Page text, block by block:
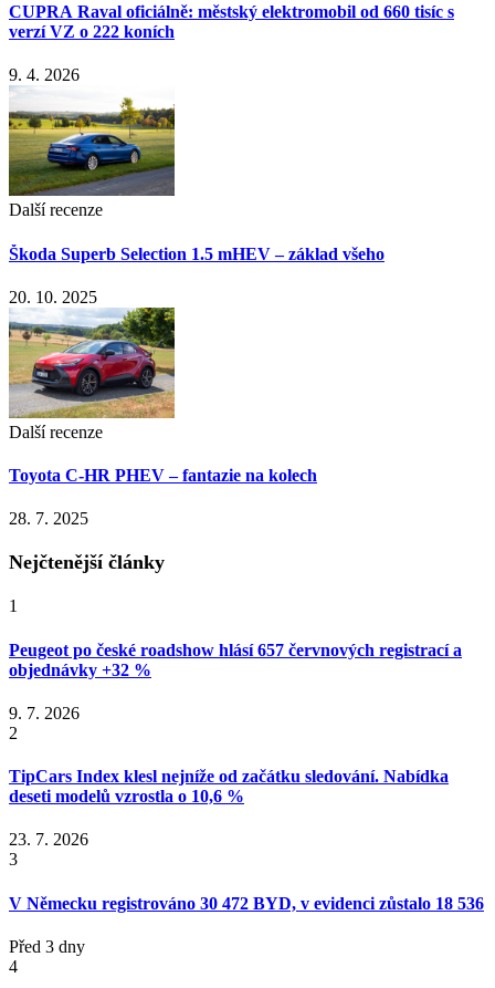
CUPRA Raval oficiálně: městský elektromobil od 660 tisíc s
verzí VZ o 222 koních
9. 4. 2026
Další recenze
Škoda Superb Selection 1.5 mHEV – základ všeho
20. 10. 2025
Další recenze
Toyota C-HR PHEV – fantazie na kolech
28. 7. 2025
Nejčtenější články
1
Peugeot po české roadshow hlásí 657 červnových registrací a
objednávky +32 %
9. 7. 2026
2
TipCars Index klesl nejníže od začátku sledování. Nabídka
deseti modelů vzrostla o 10,6 %
23. 7. 2026
3
V Německu registrováno 30 472 BYD, v evidenci zůstalo 18 536
Před 3 dny
4